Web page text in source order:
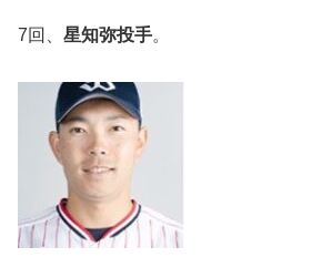
7回、 星知弥投手。